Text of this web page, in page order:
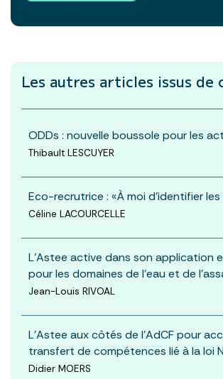
Les autres articles issus de
ODDs : nouvelle boussole pour les
Thibault LESCUYER
Eco-recrutrice : «À moi d’identifier
Céline LACOURCELLE
L’Astee active dans son application
pour les domaines de l’eau et de
Jean-Louis RIVOAL
L'Astee aux côtés de l'AdCF pour
transfert de compétences lié à la loi
Didier MOERS